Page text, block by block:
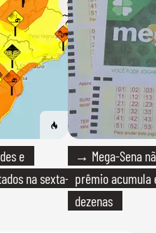
e
na sexta-
→ Mega-Sena
prêmio acumula
dezenas